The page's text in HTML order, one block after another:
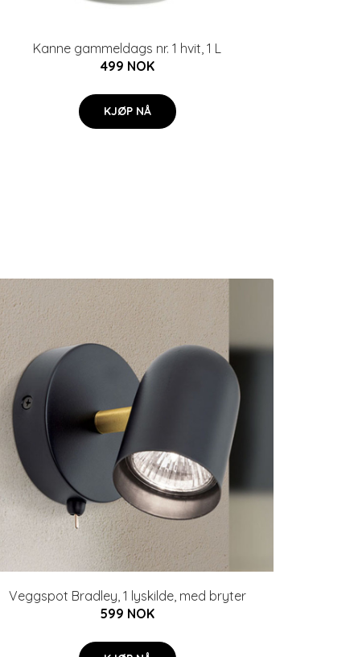
Kanne gammeldags nr. 1 hvit, 1 L
499 NOK
KJØP NÅ
Veggspot Bradley, 1 lyskilde, med bryter
599 NOK